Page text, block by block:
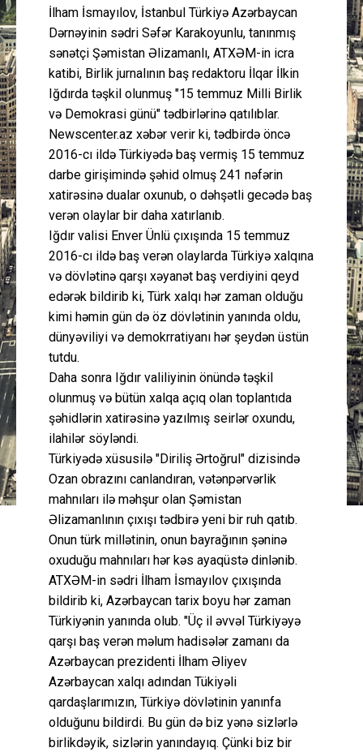
Əlaqə
İlham İsmayılov, İstanbul Türkiyə Azərbaycan
Dərnəyinin sədri Səfər Karakoyunlu, tanınmış
sənətçi Şəmistan Əlizamanlı, ATXƏM-in icra
katibi, Birlik jurnalının baş redaktoru İlqar İlkin
Iğdırda təşkil olunmuş "15 temmuz Milli Birlik
və Demokrasi günü" tədbirlərinə qatılıblar.
Newscenter.az xəbər verir ki, tədbirdə öncə
2016-cı ildə Türkiyədə baş vermiş 15 temmuz
darbe girişimində şəhid olmuş 241 nəfərin
xatirəsinə dualar oxunub, o dəhşətli gecədə baş
verən olaylar bir daha xatırlanıb.
Iğdır valisi Enver Ünlü çıxışında 15 temmuz
2016-cı ildə baş verən olaylarda Türkiyə xalqına
və dövlətinə qarşı xəyanət baş verdiyini qeyd
edərək bildirib ki, Türk xalqı hər zaman olduğu
kimi həmin gün də öz dövlətinin yanında oldu,
dünyəviliyi və demokrratiyanı hər şeydən üstün
tutdu.
Daha sonra Iğdır valiliyinin önündə təşkil
olunmuş və bütün xalqa açıq olan toplantıda
şəhidlərin xatirəsinə yazılmış seirlər oxundu,
ilahilər söyləndi.
Türkiyədə xüsusilə "Diriliş Ərtoğrul" dizisində
Ozan obrazını canlandıran, vətənpərvərlik
mahnıları ilə məhşur olan Şəmistan
Əlizamanlının çıxışı tədbirə yeni bir ruh qatıb.
Onun türk millətinin, onun bayrağının şəninə
oxuduğu mahnıları hər kəs ayaqüstə dinlənib.
ATXƏM-in sədri İlham İsmayılov çıxışında
bildirib ki, Azərbaycan tarix boyu hər zaman
Türkiyənin yanında olub. "Üç il əvvəl Türkiyəyə
qarşı baş verən məlum hadisələr zamanı da
Azərbaycan prezidenti İlham Əliyev
Azərbaycan xalqı adından Tükiyəli
qardaşlarımızın, Türkiyə dövlətinin yanınfa
olduğunu bildirdi. Bu gün də biz yənə sizlərlə
birlikdəyik, sizlərin yanındayıq. Çünki biz bir